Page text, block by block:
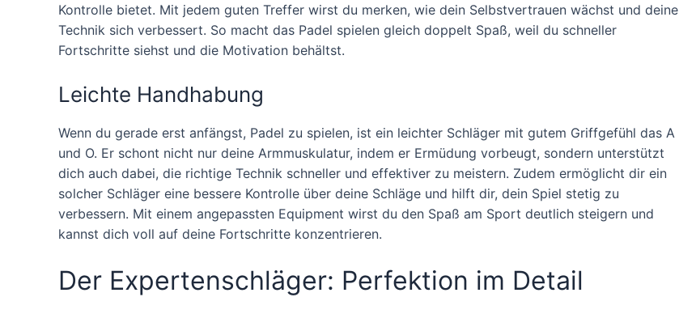
Kontrolle bietet. Mit jedem guten Treffer wirst du merken, wie dein Selbstvertrauen wächst und deine
Technik sich verbessert. So macht das Padel spielen gleich doppelt Spaß, weil du schneller
Fortschritte siehst und die Motivation behältst.
Leichte Handhabung
Wenn du gerade erst anfängst, Padel zu spielen, ist ein leichter Schläger mit gutem Griffgefühl das A
und O. Er schont nicht nur deine Armmuskulatur, indem er Ermüdung vorbeugt, sondern unterstützt
dich auch dabei, die richtige Technik schneller und effektiver zu meistern. Zudem ermöglicht dir ein
solcher Schläger eine bessere Kontrolle über deine Schläge und hilft dir, dein Spiel stetig zu
verbessern. Mit einem angepassten Equipment wirst du den Spaß am Sport deutlich steigern und
kannst dich voll auf deine Fortschritte konzentrieren.
Der Expertenschläger: Perfektion im Detail